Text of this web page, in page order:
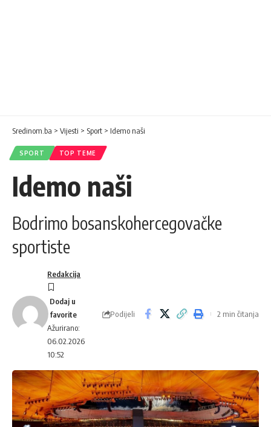
Sredinom.ba > Vijesti > Sport > Idemo naši
SPORT TOP TEME
Idemo naši
Bodrimo bosanskohercegovačke
sportiste
Ažurirano:
06.02.2026
10:52
Redakcija
Podijeli 2 min čitanja